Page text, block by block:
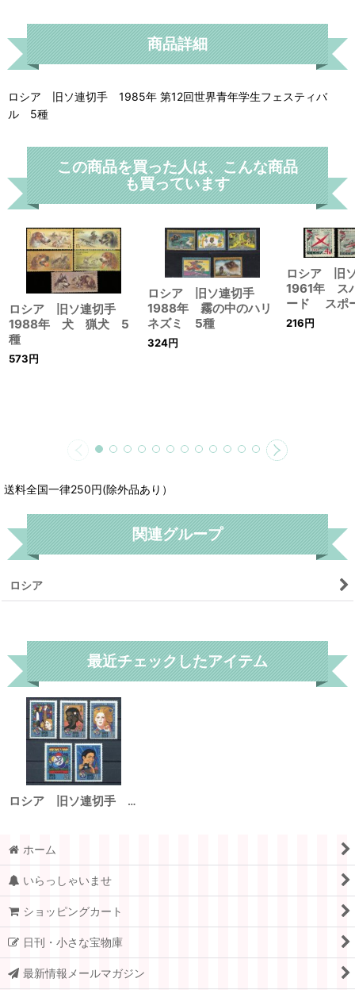
商品詳細
ロシア 旧ソ連切手 1985年 第12回世界青年学生フェスティバ
ル 5種
この商品を買った人は、こんな商品
も買っています
ロシア 旧ソ連切手
1988年 犬 猟犬 5
種
573円
ロシア 旧ソ連切手
1988年 霧の中のハリ
ネズミ 5種
324円
ロシア 旧
1961年 ス
ード スポ
216円
送料全国一律250円(除外品あり）
関連グループ
ロシア
最近チェックしたアイテム
ロシア 旧ソ連切手 1985年 第12回世界青年学生フェスティバル 5種
ホーム
いらっしゃいませ
ショッピングカート
日刊・小さな宝物庫
最新情報メールマガジン